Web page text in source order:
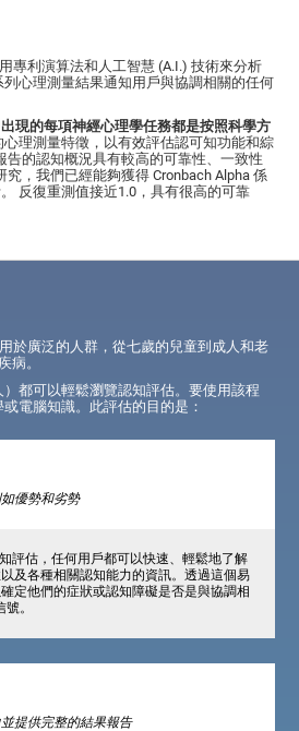
專利演算法和人工智慧 (A.I.) 技術來分析
心理測量結果通知用戶與協調相關的任何
現的每項神經心理學任務都是按照科學方
心理測量特徵，以有效評估認可知功能和綜
告的認知概況具有較高的可靠性、一致性
，我們已經能夠獲得 Cronbach Alpha 係
反復重測值接近1.0，具有很高的可靠
於廣泛的人群，從七歲的兒童到成人和老
病。
都可以輕鬆瀏覽認知評估。要使用該程
電腦知識。此評估的目的是：
優勢和劣勢
評估，任何用戶都可以快速、輕鬆地了解
及各種相關認知能力的資訊。透過這個易
定他們的症狀或認知障礙是否是與協調相
。
提供完整的結果報告